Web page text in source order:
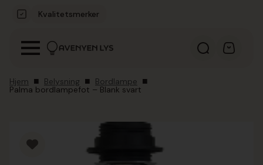
Kvalitetsmerker
Hjem Belysning Bordlampe
Palma bordlampefot – Blank svart